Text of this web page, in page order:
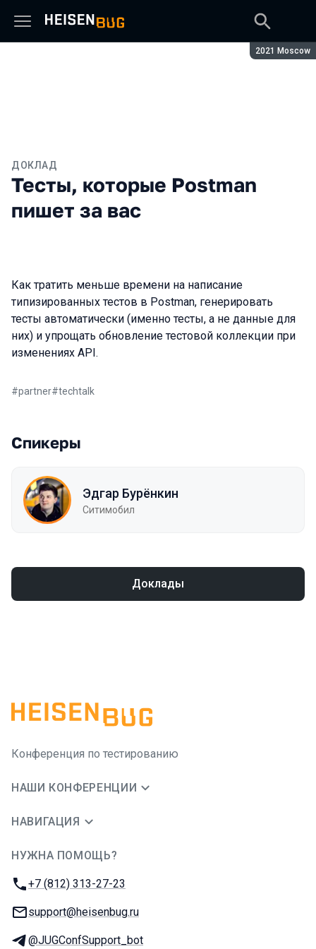
Сезон:
2021 Moscow
ДОКЛАД
Тесты, которые Postman
пишет за вас
Как тратить меньше времени на написание
типизированных тестов в Postman, генерировать
тесты автоматически (именно тесты, а не данные для
них) и упрощать обновление тестовой коллекции при
изменениях API.
#partner#techtalk
Спикеры
Эдгар Бурёнкин
Ситимобил
Доклады
Конференция по тестированию
НАШИ КОНФЕРЕНЦИИ
НАВИГАЦИЯ
НУЖНА ПОМОЩЬ?
Телефон:
+7 (812) 313-27-23
E-mail:
support@heisenbug.ru
Телеграм:
@JUGConfSupport_bot